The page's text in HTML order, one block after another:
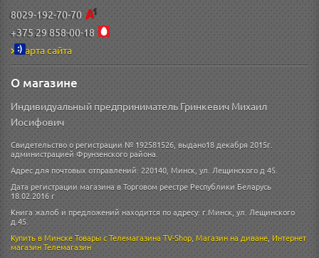
8029-192-70-70
+375 29 858-00-18
Карта сайта
О магазине
Индивидуальный предприниматель Гринкевич Михаил
Иосифович
Свидетельство о регистрации № 192581526, выдано18 декабря 2015г.
администрацией Фрунзенского района.
Адрес для почтовых отправлений: 220140, Минск, ул. Лещинского д 45.
Дата регистрации магазина в Торговом реестре Республики Беларусь
18.02.2016 г
Книга жалоб и предложений находится по адресу: г.Минск, ул. Лещинского
д.45.
Купить в МинскеТовары с Телемагазина TV-Shop,Магазин на диване,Интернет
магазинТелемагазин